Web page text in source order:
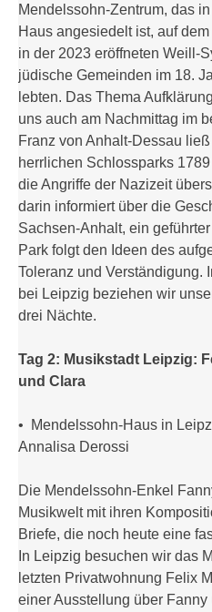
Mendelssohn-Zentrum, das
Haus angesiedelt ist, auf
in der 2023 eröffneten Weill-
jüdische Gemeinden im 18.
lebten. Das Thema
uns auch am Nachmittag im
Franz von Anhalt-Dessau
herrlichen Schlossparks
die Angriffe der Nazizeit
darin informiert über die
Sachsen-Anhalt, ein
Park folgt den Ideen des
Toleranz und Verständigung.
bei Leipzig beziehen wir
drei Nächte.
Tag 2: Musikstadt Leipzig:
und Clara
• Mendelssohn-Haus in
Annalisa Derossi
Die Mendelssohn-Enkel
Musikwelt mit ihren
Briefe, die noch heute eine
In Leipzig besuchen wir das
letzten Privatwohnung Felix
einer Ausstellung über